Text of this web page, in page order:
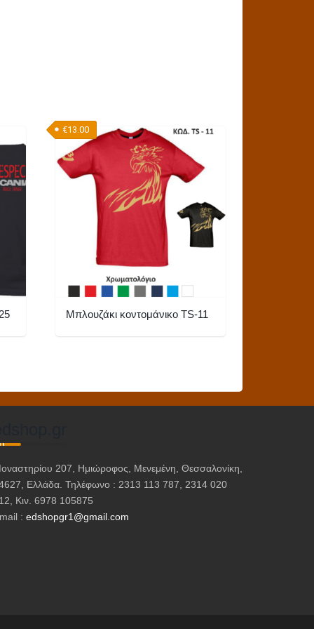
Μπλουζάκι κοντομάνικο TS-11
€13.00
επιλογές
μπορούν
να
επιλεγούν
207, Ημιώροφος, Μενεμένη, Θεσσαλονίκη,
Ελλάδα. Τηλέφωνο : 2313 113 787, 2314 020
Κιν. 6978 105875
: edshopgr1@gmail.com